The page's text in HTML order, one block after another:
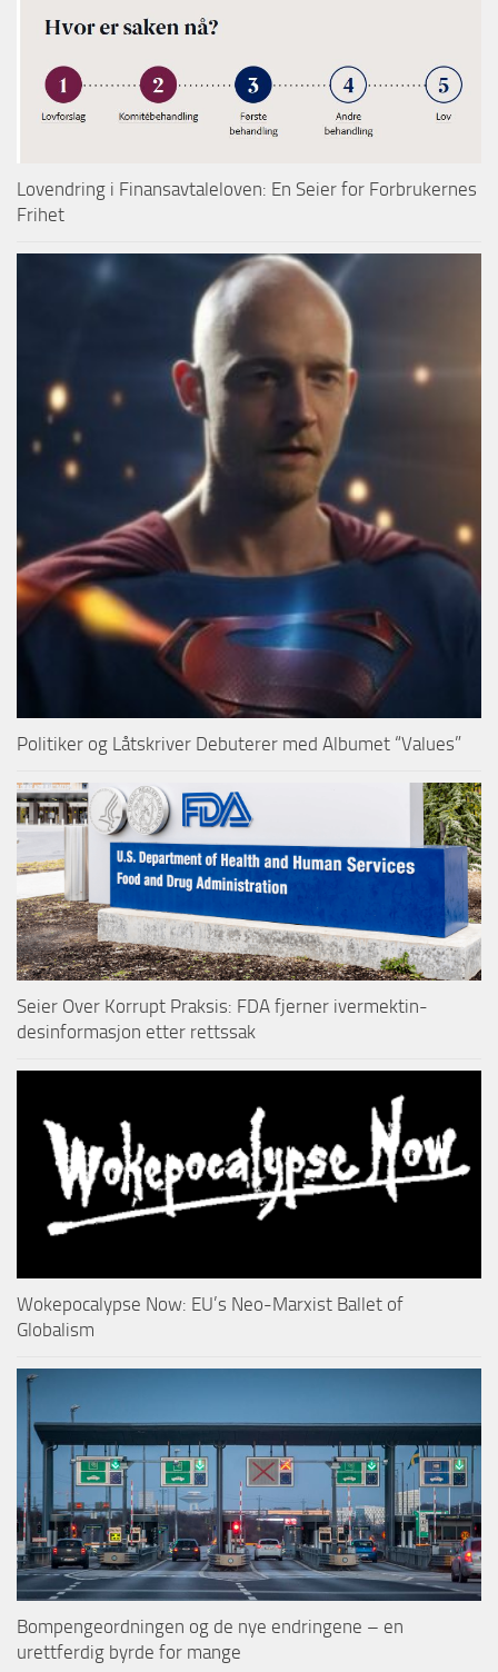
Lovendring i Finansavtaleloven: En Seier for Forbrukernes
Frihet
Politiker og Låtskriver Debuterer med Albumet “Values”
Seier Over Korrupt Praksis: FDA fjerner ivermektin-
desinformasjon etter rettssak
Wokepocalypse Now: EU’s Neo-Marxist Ballet of
Globalism
Bompengeordningen og de nye endringene – en
urettferdig byrde for mange